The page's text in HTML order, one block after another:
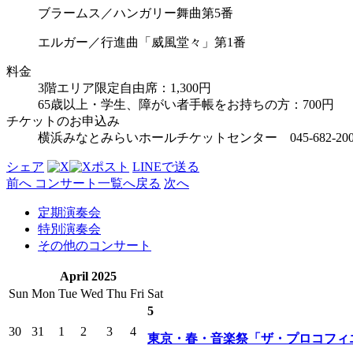
ブラームス／ハンガリー舞曲第5番
エルガー／行進曲「威風堂々」第1番
料金
3階エリア限定自由席：1,300円
65歳以上・学生、障がい者手帳をお持ちの方：700円
チケットのお申込み
横浜みなとみらいホールチケットセンター 045-682-
シェア ポスト LINEで送る
前へ コンサート 一覧へ戻る 次へ
定期演奏会
特別演奏会
その他のコンサート
April 2025
Sun Mon Tue Wed Thu Fri Sat
30 31 1 2 3 4
5
東京・春・音楽祭「ザ・プロコフィ